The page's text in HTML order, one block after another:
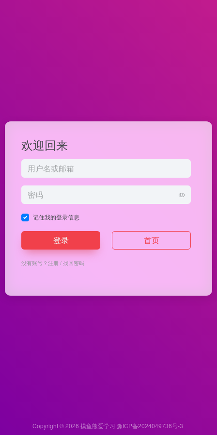
欢迎回来
记住我的登录信息
登录 首页
没有账号？注册/找回密码
Copyright © 2026 摸鱼熊爱学习 豫ICP备2024049736号-3